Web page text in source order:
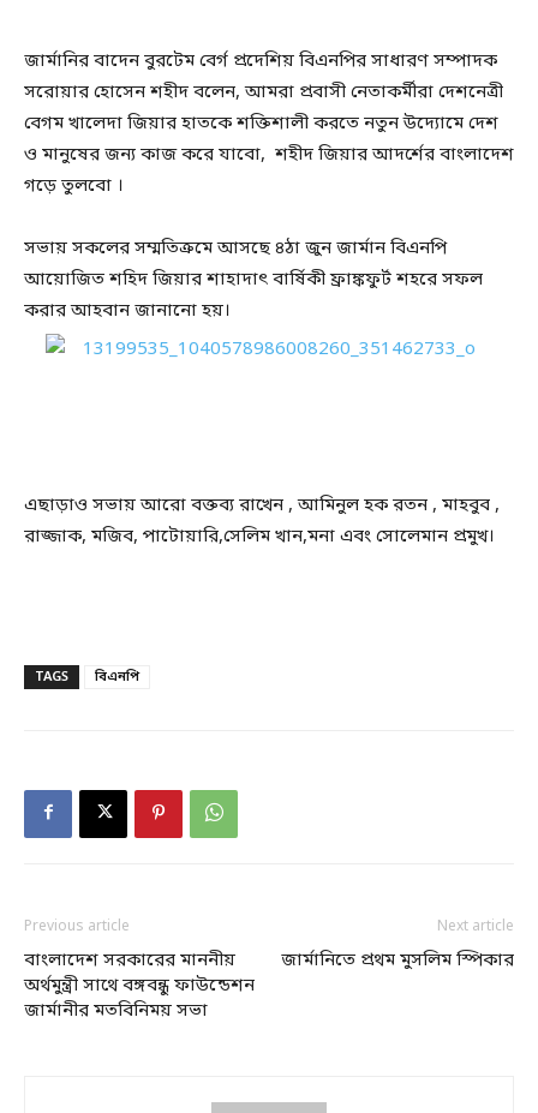
জার্মানির বাদেন বুরটেম বের্গ প্রদেশিয় বিএনপির সাধারণ সম্পাদক
সরোয়ার হোসেন শহীদ বলেন, আমরা প্রবাসী নেতাকর্মীরা দেশনেত্রী
বেগম খালেদা জিয়ার হাতকে শক্তিশালী করতে নতুন উদ্যোমে দেশ
ও মানুষের জন্য কাজ করে যাবো, শহীদ জিয়ার আদর্শের বাংলাদেশ
গড়ে তুলবো ।
সভায় সকলের সম্মতিক্রমে আসছে ৪ঠা জুন জার্মান বিএনপি
আয়োজিত শহিদ জিয়ার শাহাদাৎ বার্ষিকী ফ্রাঙ্কফুর্ট শহরে সফল
করার আহবান জানানো হয়।
এছাড়াও সভায় আরো বক্তব্য রাখেন , আমিনুল হক রতন , মাহবুব ,
রাজ্জাক, মজিব, পাটোয়ারি,সেলিম খান,মনা এবং সোলেমান প্রমুখ।
TAGS বিএনপি
Previous article
বাংলাদেশ সরকারের মাননীয়
অর্থমুন্ত্রী সাথে বঙ্গবন্ধু ফাউন্ডেশন
জার্মানীর মতবিনিময় সভা
Next article
জার্মানিতে প্রথম মুসলিম স্পিকার